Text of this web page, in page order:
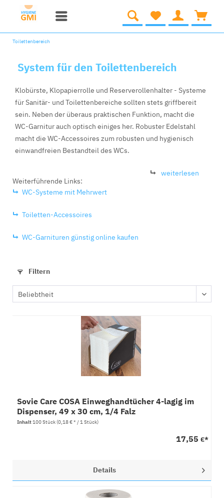
Toilettenbereich
System für den Toilettenbereich
Klobürste, Klopapierrolle und Reserverollenhalter - Systeme
für Sanitär- und Toilettenbereiche sollten stets griffbereit
sein. Neben der überaus praktischen Funktion, macht die
WC-Garnitur auch optisch einiges her. Robuster Edelstahl
macht die WC-Accessoires zum robusten und hygienisch
einwandfreien Bestandteil des WCs.
weiterlesen
Weiterführende Links:
WC-Systeme mit Mehrwert
Toiletten-Accessoires
WC-Garnituren günstig online kaufen
Filtern
Sovie Care COSA Einweghandtücher 4-lagig im
Dispenser, 49 x 30 cm, 1/4 Falz
Inhalt100 Stück(0,18 € * / 1 Stück)
17,55 €*
Details